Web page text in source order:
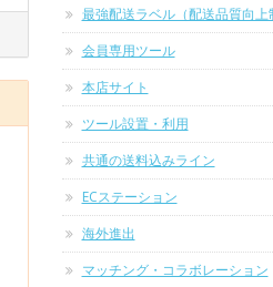
最強配送ラベル（配送品質向上
会員専用ツール
本店サイト
ツール設置・利用
共通の送料込みライン
ECステーション
海外進出
マッチング・コラボレーション